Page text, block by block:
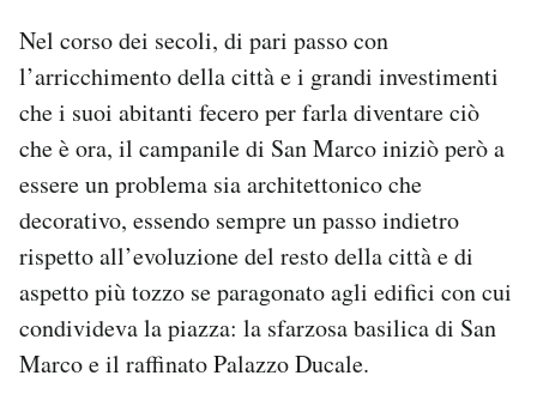
Nel corso dei secoli, di pari passo con
l’arricchimento della città e i grandi investimenti
che i suoi abitanti fecero per farla diventare ciò
che è ora, il campanile di San Marco iniziò però a
essere un problema sia architettonico che
decorativo, essendo sempre un passo indietro
rispetto all’evoluzione del resto della città e di
aspetto più tozzo se paragonato agli edifici con cui
condivideva la piazza: la sfarzosa basilica di San
Marco e il raffinato Palazzo Ducale.